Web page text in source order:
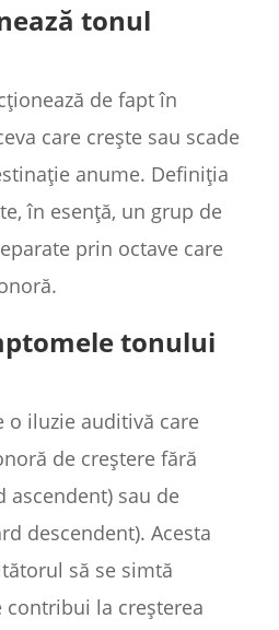
tonul
de fapt în
care crește sau scade
anume. Definiția
în esență, un grup de
prin octave care
tonului
o iluzie auditivă care
de creștere fără
ascendent) sau de
descendent). Acesta
să se simtă
la creșterea